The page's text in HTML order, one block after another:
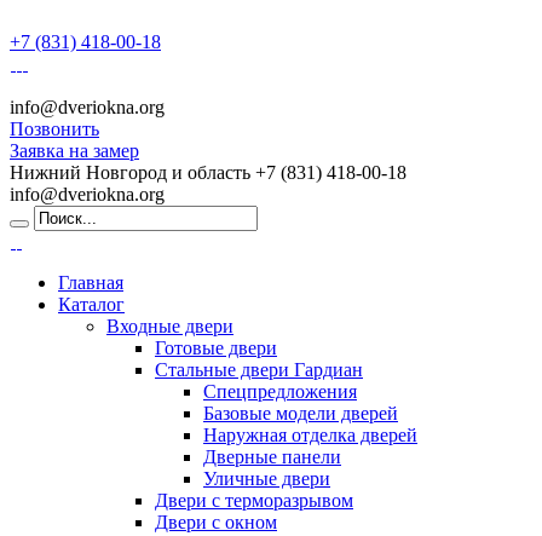
+7 (831) 418-00-18
info@dveriokna.org
Позвонить
Заявка на замер
Нижний Новгород и область +7 (831) 418-00-18
info@dveriokna.org
Главная
Каталог
Входные двери
Готовые двери
Стальные двери Гардиан
Спецпредложения
Базовые модели дверей
Наружная отделка дверей
Дверные панели
Уличные двери
Двери с терморазрывом
Двери с окном